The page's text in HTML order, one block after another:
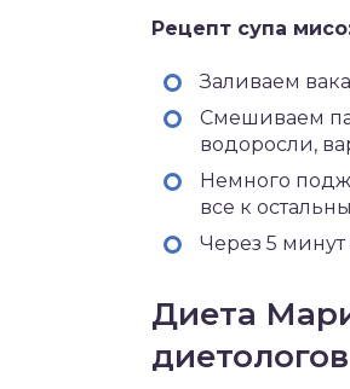
Рецепт супа
Заливаем
Смешиваем
водоросли,
Немного
все к
Через 5
Диета